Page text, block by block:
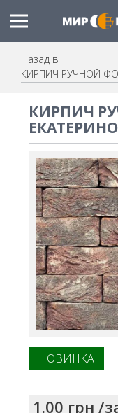
Назад в
КИРПИЧ РУЧНОЙ
КИРПИЧ
НОВИНКА